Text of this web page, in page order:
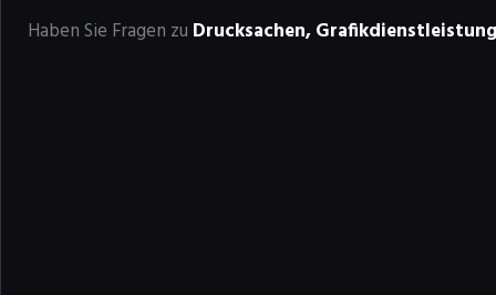
Haben Sie Fragen zu Drucksachen,